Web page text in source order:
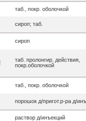
таб., покр. оболочкой
сироп; таб.
сироп
таб. пролонгир. действия,
покр.оболочкой
таб., покр. оболочкой
порошок д/пригот.р-ра д/
раствор д/инъекций